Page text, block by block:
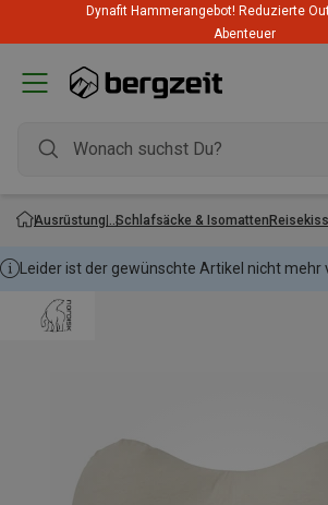
Dynafit Hammerangebot! Reduzierte
Abenteuer
Ausrüstung Schlafsäcke & Isomatten
Leider ist der gewünschte Artikel nicht mehr